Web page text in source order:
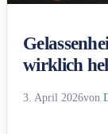
wirklich
3. April 2026von